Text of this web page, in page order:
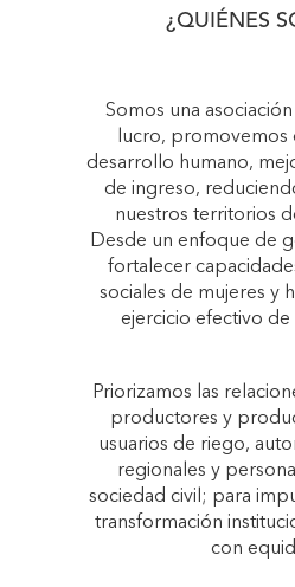
¿QUIÉNES
Somos una
lucro, promovemos
desarrollo humano,
de ingreso,
nuestros territorios
Desde un enfoque de
fortalecer
sociales de mujeres y
ejercicio efectivo de
Priorizamos las
productores y
usuarios de riego,
regionales y
sociedad civil; para
transformación
con